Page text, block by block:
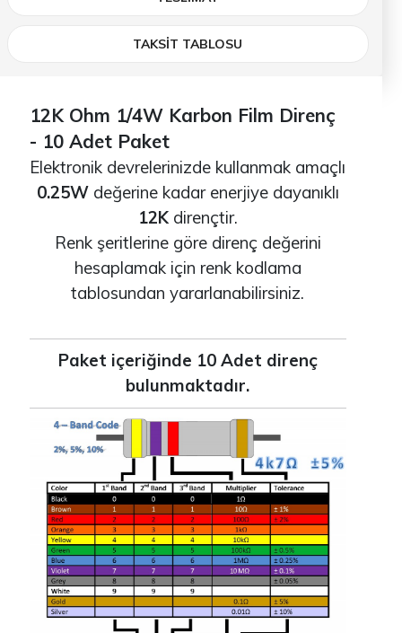
TAKSİT TABLOSU
12K Ohm 1/4W Karbon Film Direnç
- 10 Adet Paket
Elektronik devrelerinizde kullanmak amaçlı
0.25W değerine kadar enerjiye dayanıklı
12Kdirençtir.
Renk şeritlerine göre direnç değerini
hesaplamak için renk kodlama
tablosundan yararlanabilirsiniz.
Paket içeriğinde 10 Adet direnç
bulunmaktadır.